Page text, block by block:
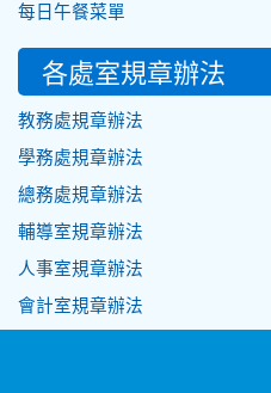
每日午餐菜單
各處室規章辦法
教務處規章辦法
學務處規章辦法
總務處規章辦法
輔導室規章辦法
人事室規章辦法
會計室規章辦法